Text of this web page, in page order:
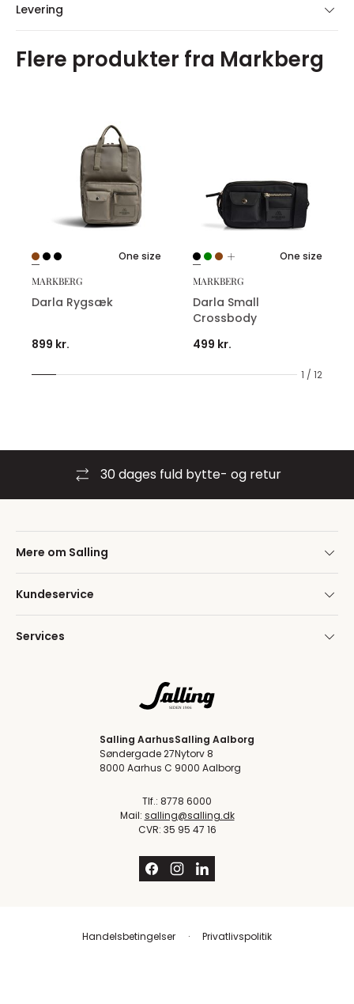
Levering
Flere produkter fra Markberg
1 / 12
One size
MARKBERG
Darla Rygsæk
899 kr.
One size
MARKBERG
Darla Small
Crossbody
499 kr.
30 dages fuld bytte- og retur
Mere om Salling
Kundeservice
Services
Salling Aarhus
Søndergade 27
8000 Aarhus C
Salling Aalborg
Nytorv 8
9000 Aalborg
Tlf.: 8778 6000
Mail: salling@salling.dk
CVR: 35 95 47 16
Handelsbetingelser Privatlivspolitik